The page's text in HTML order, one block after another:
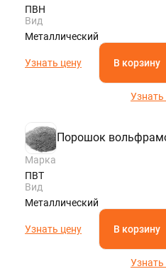
ПВН
Вид
Металлический
Узнать цену В корзину
Узнать
Порошок
Марка
ПВТ
Вид
Металлический
Узнать цену В корзину
Узнать